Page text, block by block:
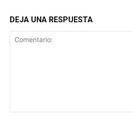
DEJA UNA RESPUESTA